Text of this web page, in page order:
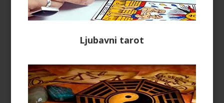
Ljubavni tarot